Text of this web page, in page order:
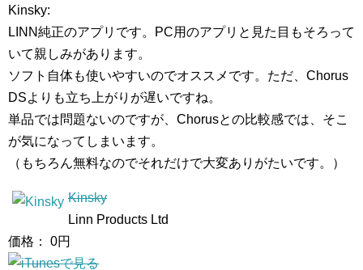
Kinsky:
LINN純正のアプリです。PC用のアプリと見た目もそろって
いて親しみがあります。
ソフト自体も使いやすいのでオススメです。ただ、Chorus
DSよりも立ち上がりが遅いですね。
単品では問題ないのですが、Chorusとの比較感では、そこ
が気になってしまいます。
（もちろん無料なのでそれだけで大変ありがたいです。）
Kinsky
Linn Products Ltd
価格： 0円